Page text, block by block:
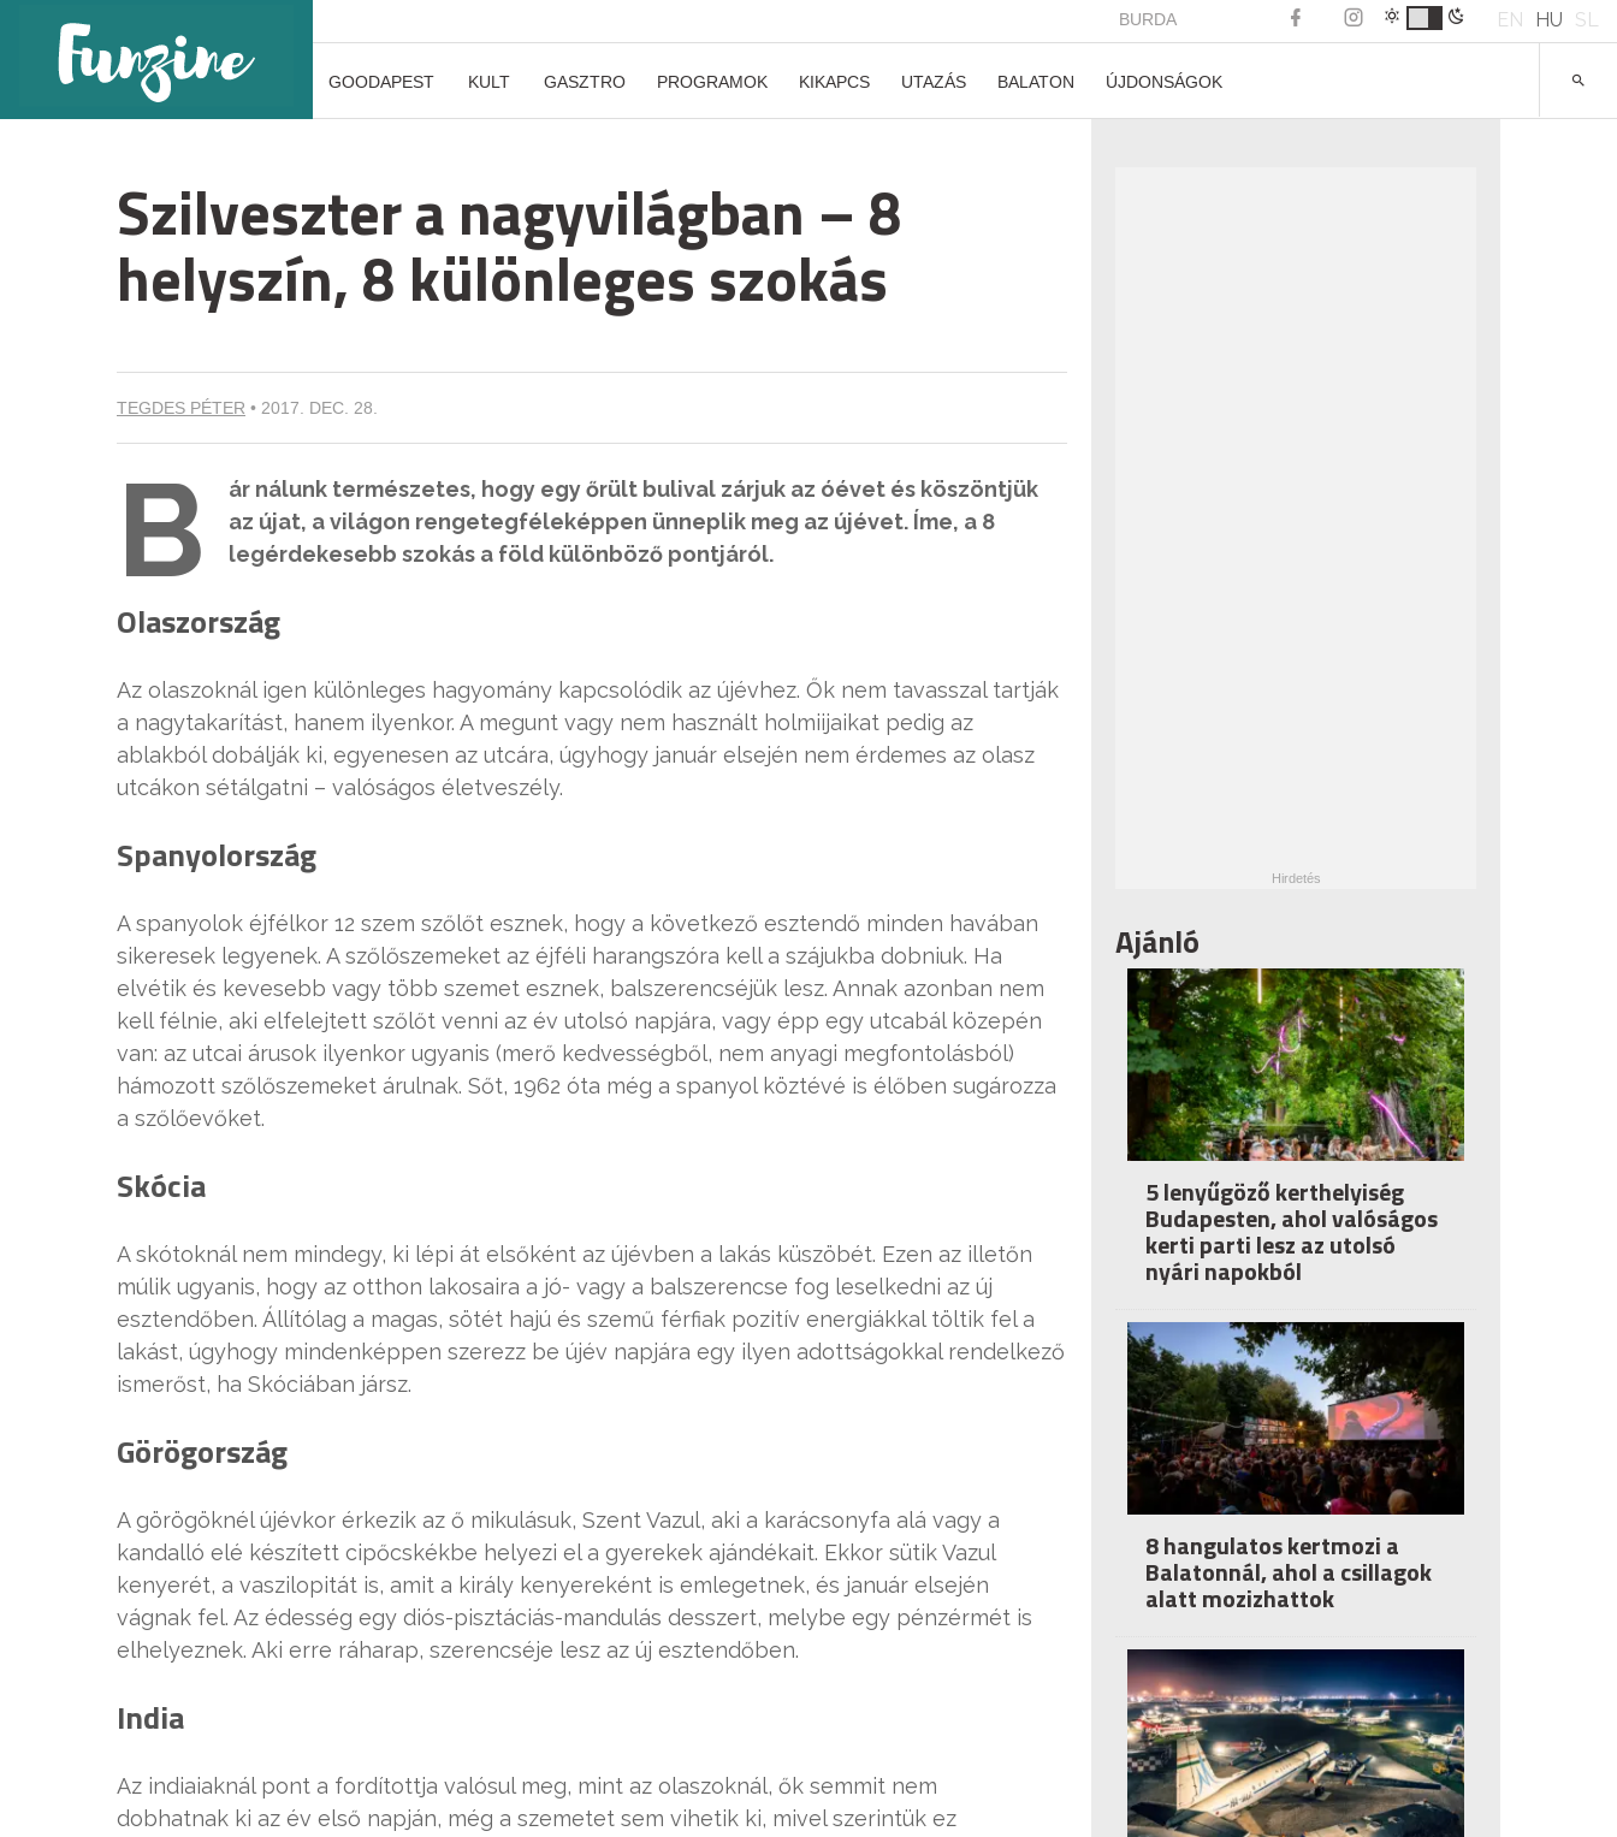
BURDA EN HU SL
GOODAPEST KULT GASZTRO PROGRAMOK KIKAPCS UTAZÁS BALATON ÚJDONSÁGOK
Szilveszter a nagyvilágban – 8
helyszín, 8 különleges szokás
TEGDES PÉTER • 2017. DEC. 28.
B
ár nálunk természetes, hogy egy őrült bulival zárjuk az óévet és köszöntjük
az újat, a világon rengetegféleképpen ünneplik meg az újévet. Íme, a 8
legérdekesebb szokás a föld különböző pontjáról.
Olaszország
Az olaszoknál igen különleges hagyomány kapcsolódik az újévhez. Ők nem tavasszal tartják
a nagytakarítást, hanem ilyenkor. A megunt vagy nem használt holmiijaikat pedig az
ablakból dobálják ki, egyenesen az utcára, úgyhogy január elsején nem érdemes az olasz
utcákon sétálgatni – valóságos életveszély.
Spanyolország
A spanyolok éjfélkor 12 szem szőlőt esznek, hogy a következő esztendő minden havában
sikeresek legyenek. A szőlőszemeket az éjféli harangszóra kell a szájukba dobniuk. Ha
elvétik és kevesebb vagy több szemet esznek, balszerencséjük lesz. Annak azonban nem
kell félnie, aki elfelejtett szőlőt venni az év utolsó napjára, vagy épp egy utcabál közepén
van: az utcai árusok ilyenkor ugyanis (merő kedvességből, nem anyagi megfontolásból)
hámozott szőlőszemeket árulnak. Sőt, 1962 óta még a spanyol köztévé is élőben sugározza
a szőlőevőket.
Skócia
A skótoknál nem mindegy, ki lépi át elsőként az újévben a lakás küszöbét. Ezen az illetőn
múlik ugyanis, hogy az otthon lakosaira a jó- vagy a balszerencse fog leselkedni az új
esztendőben. Állítólag a magas, sötét hajú és szemű férfiak pozitív energiákkal töltik fel a
lakást, úgyhogy mindenképpen szerezz be újév napjára egy ilyen adottságokkal rendelkező
ismerőst, ha Skóciában jársz.
Görögország
A görögöknél újévkor érkezik az ő mikulásuk, Szent Vazul, aki a karácsonyfa alá vagy a
kandalló elé készített cipőcskékbe helyezi el a gyerekek ajándékait. Ekkor sütik Vazul
kenyerét, a vaszilopitát is, amit a király kenyereként is emlegetnek, és január elsején
vágnak fel. Az édesség egy diós-pisztáciás-mandulás desszert, melybe egy pénzérmét is
elhelyeznek. Aki erre ráharap, szerencséje lesz az új esztendőben.
India
Az indiaiaknál pont a fordítottja valósul meg, mint az olaszoknál, ők semmit nem
dobhatnak ki az év első napján, még a szemetet sem vihetik ki, mivel szerintük ez
Ajánló
5 lenyűgöző kerthelyiség
Budapesten, ahol valóságos
kerti parti lesz az utolsó
nyári napokból
8 hangulatos kertmozi a
Balatonnál, ahol a csillagok
alatt mozizhattok